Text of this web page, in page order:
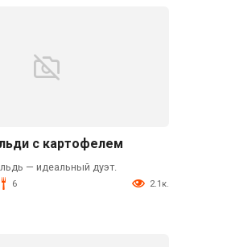
с картофелем
— идеальный дуэт.
6 2.1к.